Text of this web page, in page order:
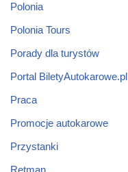
Polonia
Polonia Tours
Porady dla turystów
Portal BiletyAutokarowe.pl
Praca
Promocje autokarowe
Przystanki